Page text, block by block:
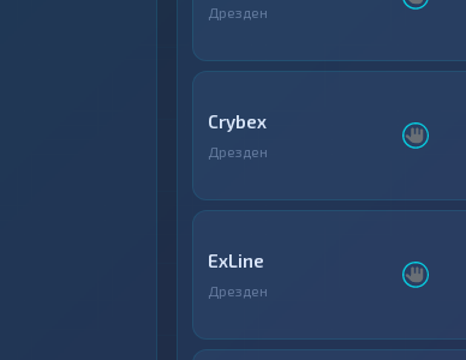
Дрезден
Crybex
Дрезден
ExLine
Дрезден